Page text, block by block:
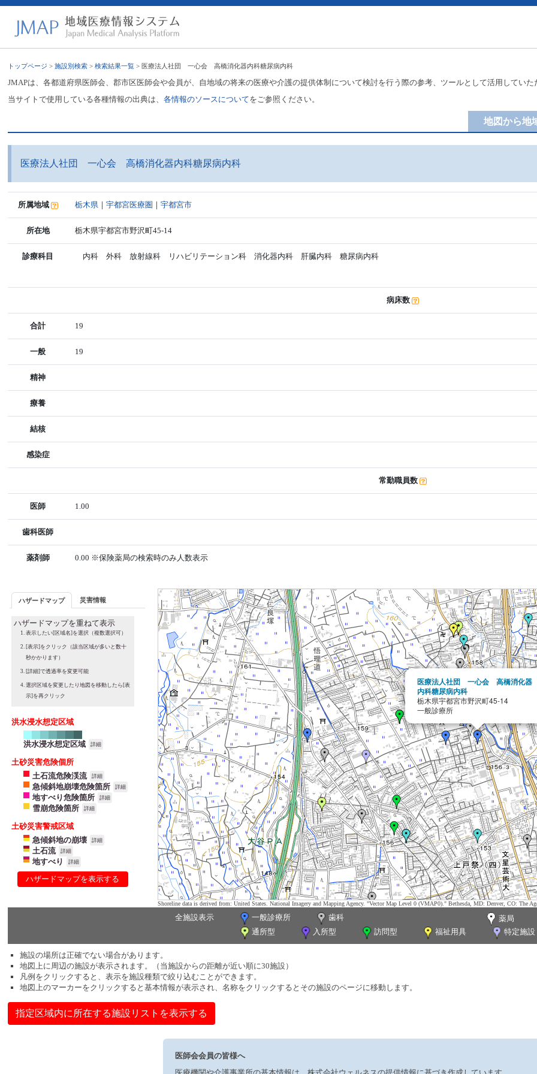
トップページ >施設別検索 >検索結果一覧 > 医療法人社団 一心会 高橋消化器内科糖尿病内科
JMAPは、各都道府県医師会、郡市区医師会や会員が、自地域の将来の医療や介護の提供体制について検討を行う際の参考、ツールとして活用してい
当サイトで使用している各種情報の出典は、各情報のソースについてをご参照ください。
地図から地
医療法人社団 一心会 高橋消化器内科糖尿病内科
所属地域 栃木県 ｜宇都宮医療圏 ｜宇都宮市
所在地 栃木県宇都宮市野沢町45-14
診療科目 内科 外科 放射線科 リハビリテーション科 消化器内科 肝臓内科 糖尿病内科
病床数
合計 19
一般 19
精神
療養
結核
感染症
常勤職員数
医師 1.00
歯科医師
薬剤師 0.00 ※保険薬局の検索時のみ人数表示
ハザードマップ 災害情報
ハザードマップを重ねて表示
表示したい[区域名]を選択（複数選択可）
[表示]をクリック（該当区域が多いと数十
秒かかります）
[詳細]で透過率を変更可能
選択区域を変更したり地図を移動したら[表
示]を再クリック
洪水浸水想定区域
洪水浸水想定区域 詳細
土砂災害危険個所
土石流危険渓流
詳細
急傾斜地崩壊危険箇所 詳細
地すべり危険箇所 詳細
雪崩危険箇所 詳細
土砂災害警戒区域
急傾斜地の崩壊
詳細
土石流 詳細
地すべり 詳細
ハザードマップを表示する
医療法人社団 一心会 高橋消化器
内科糖尿病内科
栃木県宇都宮市野沢町45-14
一般診療所
Shoreline data is derived from: United States. National Imagery and Mapping Agency. "Vector Map Level 0 (VMAP0)." Bethesda, MD: Denver, CO: The
全施設表示 一般診療所 歯科
薬局
通所型
入所型 訪問型 福祉用具 特定施設
施設の場所は正確でない場合があります。
地図上に周辺の施設が表示されます。（当施設からの距離が近い順に30施設）
凡例をクリックすると、表示を施設種類で絞り込むことができます。
地図上のマーカーをクリックすると基本情報が表示され、名称をクリックするとその施設のページに移動します。
指定区域内に所在する施設リストを表示する
医師会会員の皆様へ